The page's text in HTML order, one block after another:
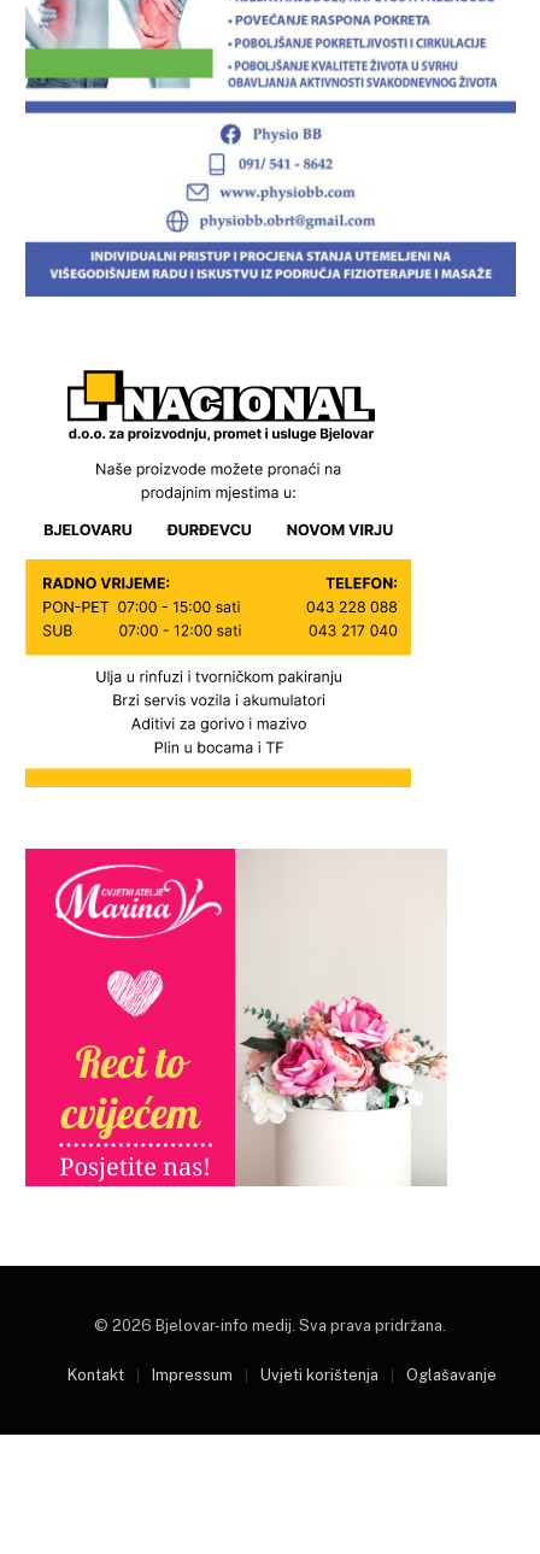
© 2026 Bjelovar-info medij. Sva prava pridržana.
Kontakt Impressum Uvjeti korištenja Oglašavanje